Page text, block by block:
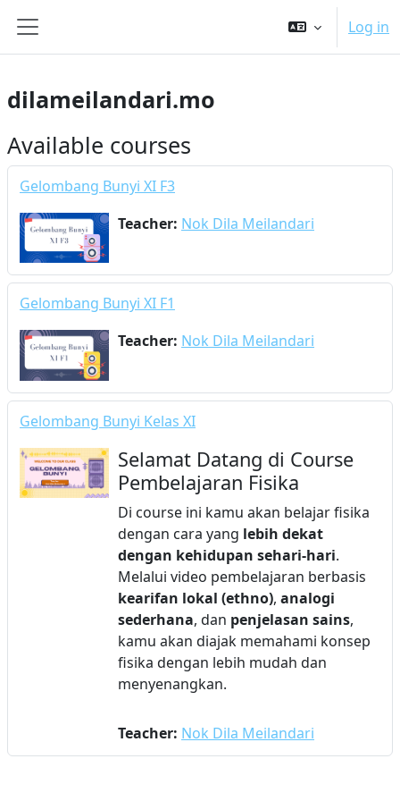
Side panel
Log in
dilameilandari.mo
Available courses
Gelombang Bunyi XI F3
Teacher: Nok Dila Meilandari
Gelombang Bunyi XI F1
Teacher: Nok Dila Meilandari
Gelombang Bunyi Kelas XI
Selamat Datang di Course
Pembelajaran Fisika
Di course ini kamu akan belajar fisika
dengan cara yang lebih dekat
dengan kehidupan sehari-hari.
Melalui video pembelajaran berbasis
kearifan lokal (ethno), analogi
sederhana, dan penjelasan sains,
kamu akan diajak memahami konsep
fisika dengan lebih mudah dan
menyenangkan.
Teacher: Nok Dila Meilandari